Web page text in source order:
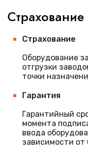
Страхование
Оборудование
отгрузки
точки
Гарантия
Гарантийный
момента
ввода
зависимости